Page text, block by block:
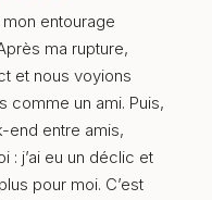
entourage
ma rupture,
et nous voyions
comme un ami. Puis,
end entre amis,
: j’ai eu un déclic et
pour moi. C’est